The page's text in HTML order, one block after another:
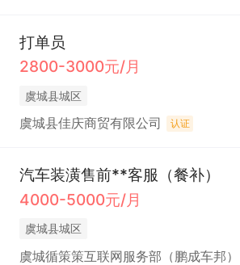
打单员
2800-3000元/月
虞城县城区
虞城县佳庆商贸有限公司 认证
汽车装潢售前**客服（餐补）
4000-5000元/月
虞城县城区
虞城循策策互联网服务部（鹏成车邦）